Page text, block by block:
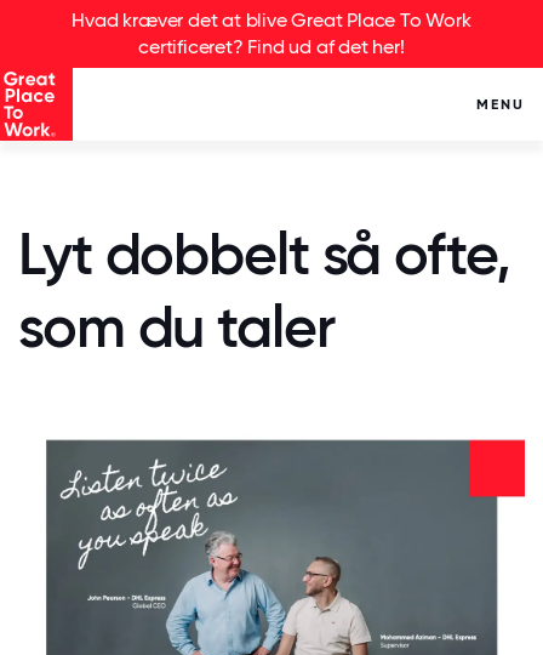
Hvad kræver det at blive Great Place To Work
certificeret? Find ud af det her!
MENU
Lyt dobbelt så ofte,
som du taler